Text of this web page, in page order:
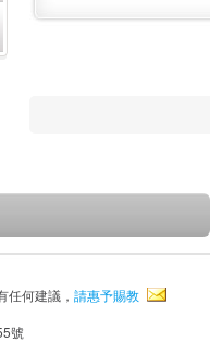
任何建議， 請惠予賜教
號